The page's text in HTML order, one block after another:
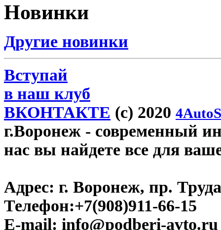
Новинки
Другие новинки
Вступай
в наш клуб
ВКОНТАКТЕ (c) 2020
г.Воронеж - современный
нас вы найдете все для
Адрес: г. Воронеж, пр.
Телефон:+7(908)911-66-15
E-mail: info@podberi-avto.ru